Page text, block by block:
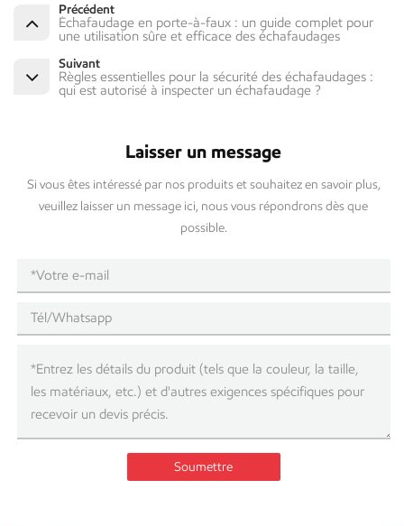
Précédent
Échafaudage en porte-à-faux : un guide complet pour
une utilisation sûre et efficace des échafaudages
Suivant
Règles essentielles pour la sécurité des échafaudages :
qui est autorisé à inspecter un échafaudage ?
Laisser un message
Si vous êtes intéressé par nos produits et souhaitez en savoir plus,
veuillez laisser un message ici, nous vous répondrons dès que
possible.
Soumettre